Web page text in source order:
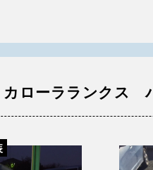
ローラランクス